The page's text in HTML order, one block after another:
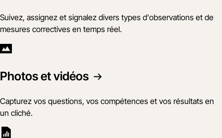
Suivez, assignez et signalez divers types d'observations et de
mesures correctives en temps réel.
Photos et vidéos
Capturez vos questions, vos compétences et vos résultats en
un cliché.